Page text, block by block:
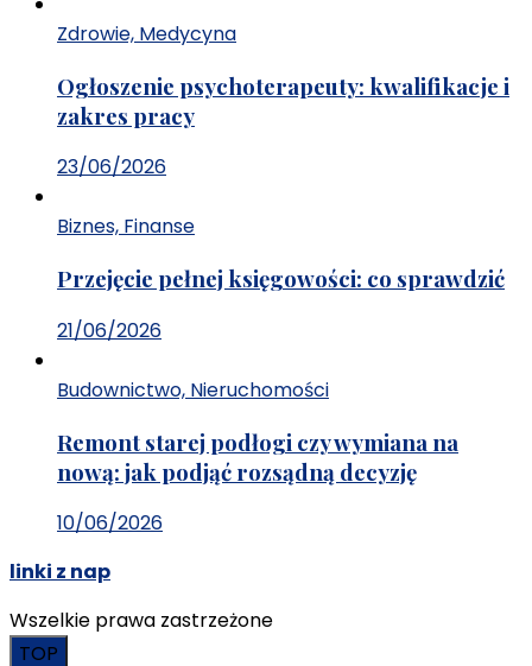
Zdrowie, Medycyna
Ogłoszenie psychoterapeuty: kwalifikacje i
zakres pracy
23/06/2026
Biznes, Finanse
Przejęcie pełnej księgowości: co sprawdzić
21/06/2026
Budownictwo, Nieruchomości
Remont starej podłogi czy wymiana na
nową: jak podjąć rozsądną decyzję
10/06/2026
linki z nap
Wszelkie prawa zastrzeżone
TOP